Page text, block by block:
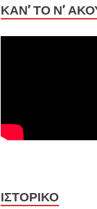
ΚΆΝ’ ΤΟ Ν’
ΙΣΤΟΡΙΚΌ